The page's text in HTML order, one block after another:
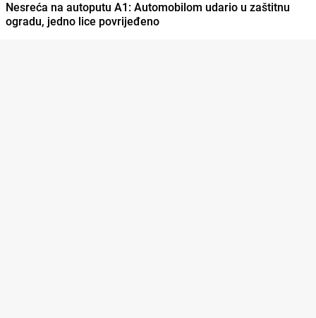
Nesreća na autoputu A1: Automobilom udario u zaštitnu
ogradu, jedno lice povrijeđeno